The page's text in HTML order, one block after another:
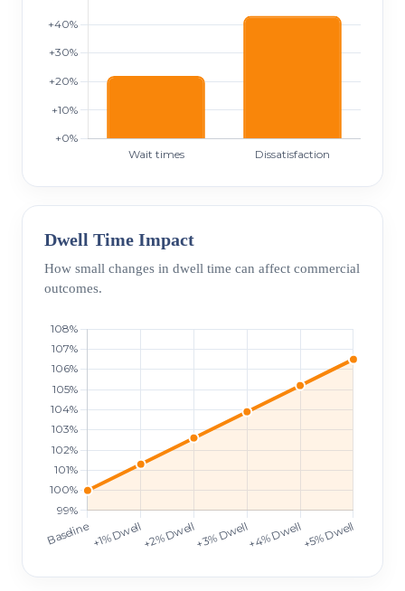
Dwell Time Impact
How small changes in dwell time can affect commercial
outcomes.